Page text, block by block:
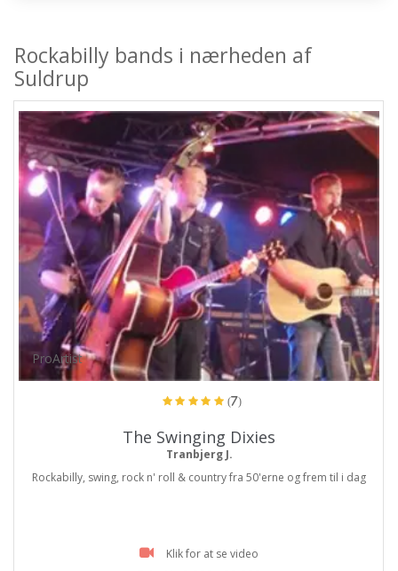
Rockabilly bands i nærheden af
Suldrup
ProArtist
(7)
The Swinging Dixies
Tranbjerg J.
Rockabilly, swing, rock n' roll & country fra 50'erne og frem til i dag
Klik for at se video